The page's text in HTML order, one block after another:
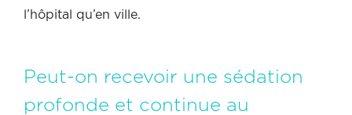
l’hôpital qu’en ville.
Peut-on recevoir une sédation
profonde et continue au